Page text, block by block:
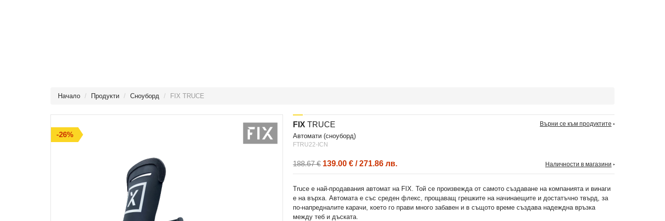
Начало Продукти Сноуборд FIX TRUCE
-26%
FIX TRUCE
автомати (сноуборд)
FTRU22-ICN
188.67 € 139.00 € / 271.86 лв.
Върни се към продуктите
Наличности в магазини
Truce е най-продавания автомат на FIX. Той се произвежда от самото създаване на компанията и винаги
е на върха. Автомата е със среден флекс, прощаващ грешките на начинаещите и достатъчно твърд, за
по-напредналите карачи, което го прави много забавен и в същото време създава надеждна връзка
между теб и дъската.